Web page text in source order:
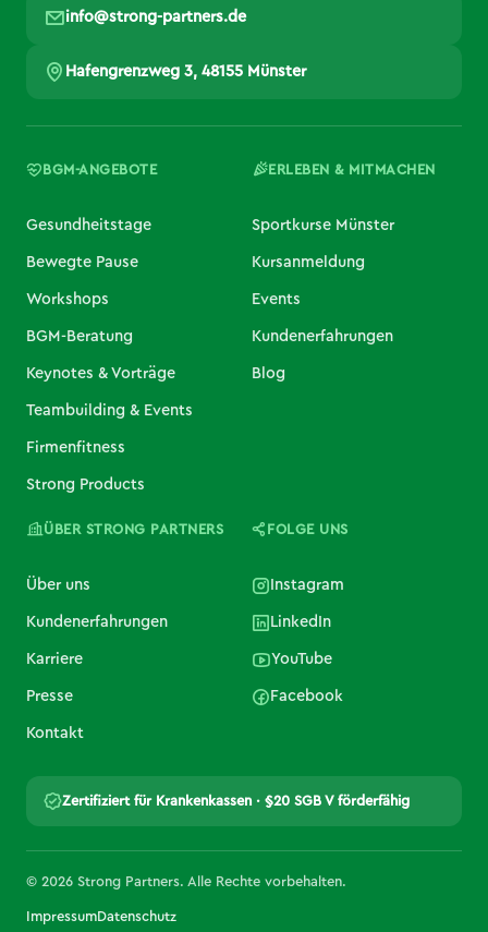
info@strong-partners.de
Hafengrenzweg 3, 48155 Münster
BGM-ANGEBOTE
Gesundheitstage
Bewegte Pause
Workshops
BGM-Beratung
Keynotes & Vorträge
Teambuilding & Events
Firmenfitness
Strong Products
ERLEBEN & MITMACHEN
Sportkurse Münster
Kursanmeldung
Events
Kundenerfahrungen
Blog
ÜBER STRONG PARTNERS
Über uns
Kundenerfahrungen
Karriere
Presse
Kontakt
FOLGE UNS
Instagram
LinkedIn
YouTube
Facebook
Zertifiziert für Krankenkassen · §20 SGB V förderfähig
© 2026 Strong Partners. Alle Rechte vorbehalten.
ImpressumDatenschutz